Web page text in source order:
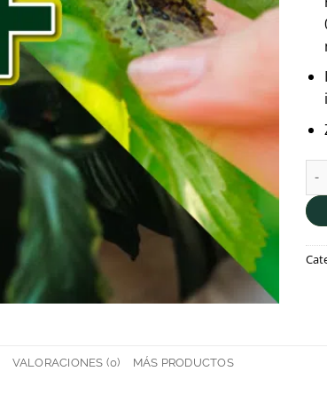
VALORACIONES (0) MÁS PRODUCTOS